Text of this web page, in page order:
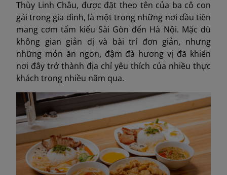
Thùy Linh Châu, được đặt theo tên của ba cô con
gái trong gia đình, là một trong những nơi đầu tiên
mang cơm tấm kiểu Sài Gòn đến Hà Nội. Mặc dù
không gian giản dị và bài trí đơn giản, nhưng
những món ăn ngon, đậm đà hương vị đã khiến
nơi đây trở thành địa chỉ yêu thích của nhiều thực
khách trong nhiều năm qua.